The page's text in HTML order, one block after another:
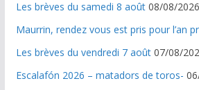
Les brèves du samedi 8 août 08/08/2026
Maurrin, rendez vous est pris pour l’an
Les brèves du vendredi 7 août 07/08/
Escalafón 2026 – matadors de toros-